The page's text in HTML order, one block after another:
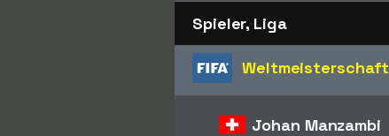
Spieler, Liga
Weltmeisterschaft
Johan Manzambi